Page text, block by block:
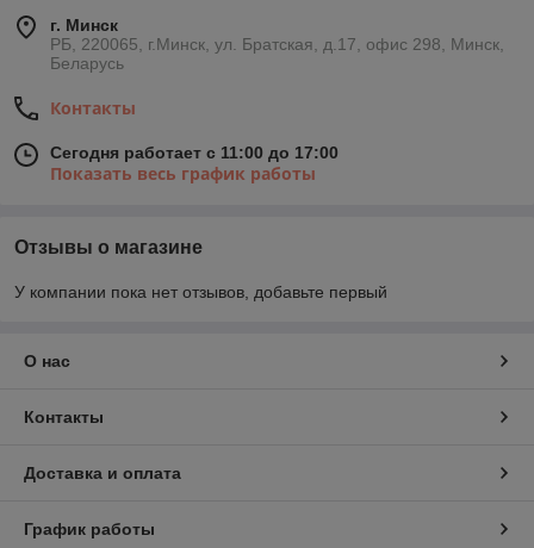
г. Минск
РБ, 220065, г.Минск, ул. Братская, д.17, офис 298, Минск,
Беларусь
Контакты
Сегодня работает с 11:00 до 17:00
Показать весь график работы
Отзывы о магазине
У компании пока нет отзывов, добавьте первый
О нас
Контакты
Доставка и оплата
График работы